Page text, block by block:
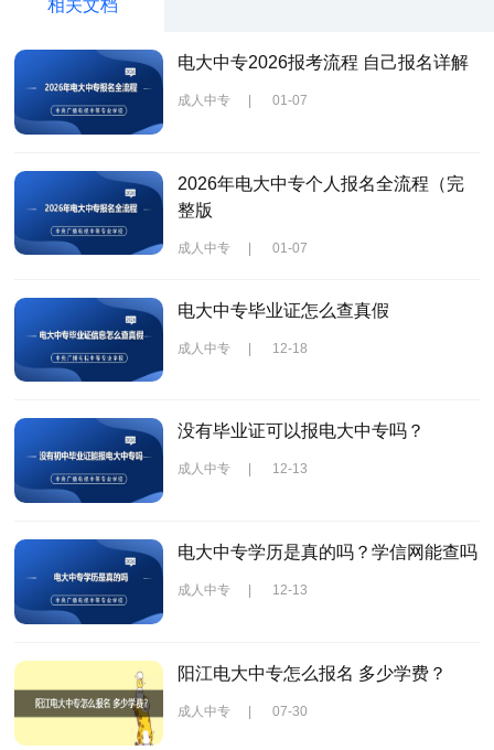
相关文档
电大中专2026报考流程 自己报名详解
成人中专 | 01-07
2026年电大中专个人报名全流程（完
整版
成人中专 | 01-07
电大中专毕业证怎么查真假
成人中专 | 12-18
没有毕业证可以报电大中专吗？
成人中专 12-13
电大中专学历是真的吗？学信网能查吗
成人中专 12-13
阳江电大中专怎么报名 多少学费？
成人中专 07-30